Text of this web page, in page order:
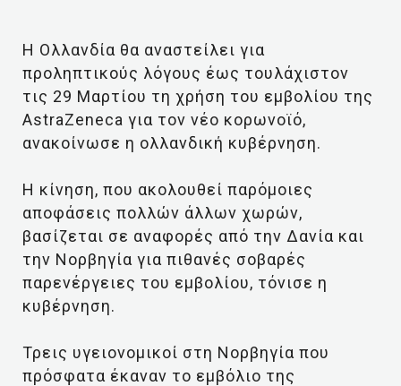
Η Ολλανδία θα αναστείλει για
προληπτικούς λόγους έως τουλάχιστον
τις 29 Μαρτίου τη χρήση του εμβολίου της
AstraZeneca για τον νέο κορωνοϊό,
ανακοίνωσε η ολλανδική κυβέρνηση.
Η κίνηση, που ακολουθεί παρόμοιες
αποφάσεις πολλών άλλων χωρών,
βασίζεται σε αναφορές από την Δανία και
την Νορβηγία για πιθανές σοβαρές
παρενέργειες του εμβολίου, τόνισε η
κυβέρνηση.
Τρεις υγειονομικοί στη Νορβηγία που
πρόσφατα έκαναν το εμβόλιο της